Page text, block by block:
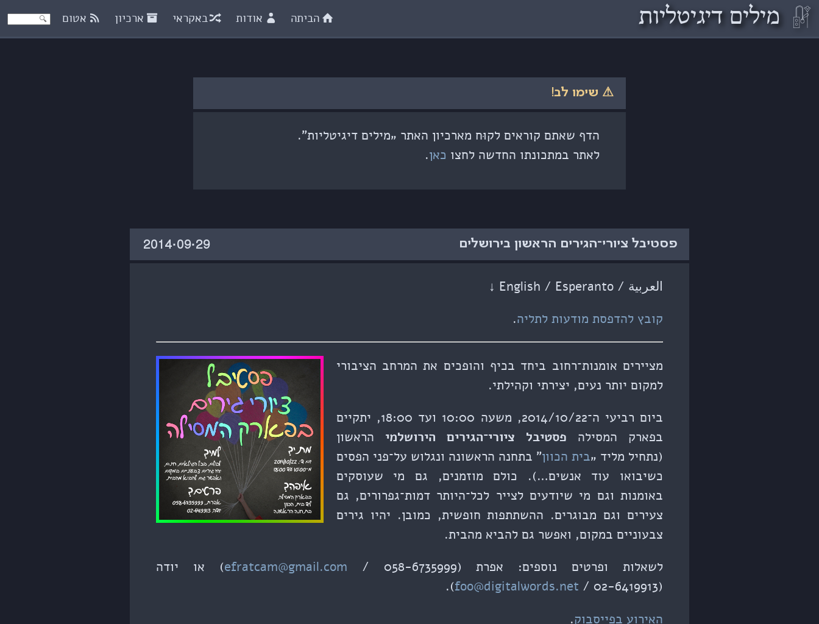
𓏞 מילים דיגיטליות הביתה אודות באקראי ארכיון אטום
⚠ שימו לב!
הדף שאתם קוראים לקוּח מארכיון האתר „מילים דיגיטליות”.
לאתר במתכונתו החדשה לחצו כאן.
פסטיבל ציורי־הגירים הראשון בירושלים ‎2014·09·29‏
العربية / English / Esperanto ↓
קובץ להדפסת מודעות לתליה.
מציירים אומנות־רחוב ביחד בכיף והופכים את המרחב הציבורי
למקום יותר נעים, יצירתי וקהילתי.
ביום רביעי ה־2014/10/22, משעה 10:00 ועד 18:00, יתקיים
בפארק המסילה פסטיבל ציורי־הגירים הירושלמי הראשון
(נתחיל מליד „בית הכוון” בתחנה הראשונה ונגלוש על־פני הפסים
כשיבואו עוד אנשים…). כולם מוזמנים, גם מי שעוסקים
באומנות וגם מי שיודעים לצייר לכל־היותר דמות־גפרורים, גם
צעירים וגם מבוגרים. ההשתתפות חופשית, כמובן. יהיו גירים
צבעוניים במקום, ואפשר גם להביא מהבית.
לשאלות ופרטים נוספים: אפרת (
efratcam@gmail.com/ 058-6735999) או יודה
(
foo@digitalwords.net / 02-6419913).
האירוע בפייסבוק.